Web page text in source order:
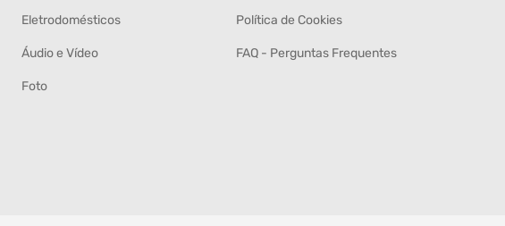
Eletrodomésticos
Áudio e Vídeo
Foto
Política de Cookies
FAQ - Perguntas Frequentes